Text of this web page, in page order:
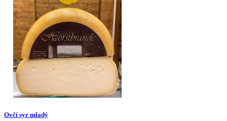
Ovčí syr mladý